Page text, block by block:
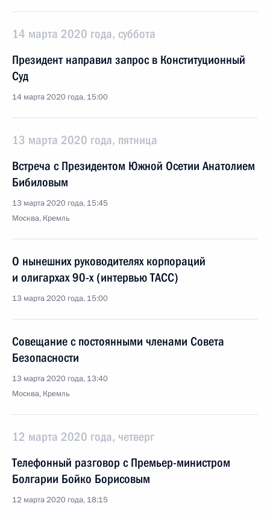
14 марта 2020 года, суббота
Президент направил запрос в Конституционный
Суд
14 марта 2020 года, 15:00
13 марта 2020 года, пятница
Встреча с Президентом Южной Осетии Анатолием
Бибиловым
13 марта 2020 года, 15:45
Москва, Кремль
О нынешних руководителях корпораций
и олигархах 90-х (интервью ТАСС)
13 марта 2020 года, 15:00
Совещание с постоянными членами Совета
Безопасности
13 марта 2020 года, 13:40
Москва, Кремль
12 марта 2020 года, четверг
Телефонный разговор с Премьер-министром
Болгарии Бойко Борисовым
12 марта 2020 года, 18:15